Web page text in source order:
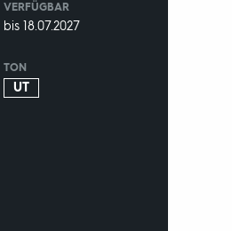
VERFÜGBAR
weltweit
VERFÜGBAR
bis 18.07.2027
TON
UT